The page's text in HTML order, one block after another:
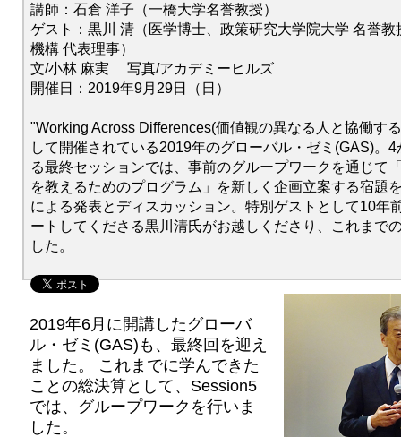
講師：石倉 洋子（一橋大学名誉教授）
ゲスト：黒川 清（医学博士、政策研究大学院大学 名誉
機構 代表理事）
文/小林 麻実 写真/アカデミーヒルズ
開催日：2019年9月29日（日）
"Working Across Differences(価値観の異なる人と協働す
して開催されている2019年のグローバル・ゼミ(GAS)。
る最終セッションでは、事前のグループワークを通じて
を教えるためのプログラム」を新しく企画立案する宿題
による発表とディスカッション。特別ゲストとして10年
ートしてくださる黒川清氏がお越しくださり、これまで
した。
2019年6月に開講したグローバ
ル・ゼミ(GAS)も、最終回を迎え
ました。 これまでに学んできた
ことの総決算として、Session5
では、グループワークを行いま
した。